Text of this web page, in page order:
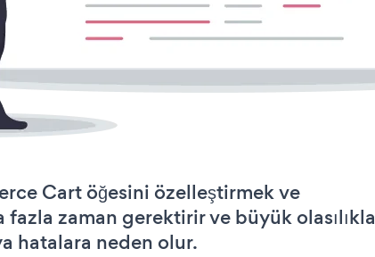
Cart öğesini özelleştirmek ve
zaman gerektirir ve büyük olasılıkla
hatalara neden olur.